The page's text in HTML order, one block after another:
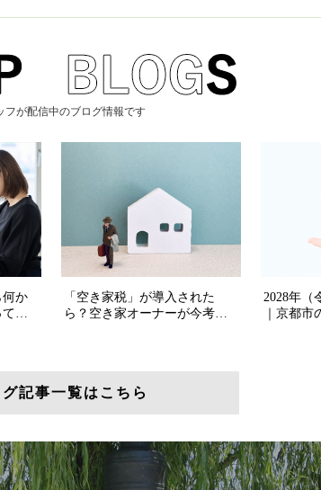
フが配信中のブログ情報です
記事一覧はこちら